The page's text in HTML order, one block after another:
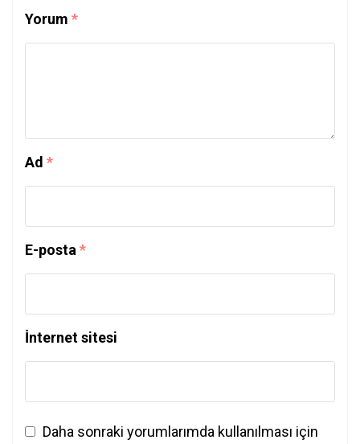
Yorum *
Ad *
E-posta *
İnternet sitesi
Daha sonraki yorumlarımda kullanılması için